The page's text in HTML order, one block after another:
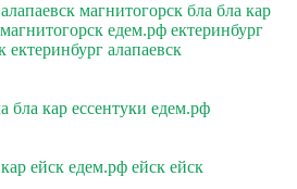
магнитогорск бла бла кар
едем.рф ектеринбург
ектеринбург алапаевск
бла кар ессентуки едем.рф
ейск едем.рф ейск ейск